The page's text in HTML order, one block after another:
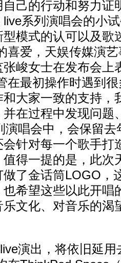
己的行动和努力证
系列演唱会的小
模式的认可以及歌
喜爱，天娱传媒演
峻女士在发布会上
在最初操作时遇到
大家一致的支持，
在过程中发现问题
演唱会中，会保留
针对每一个歌手打
得一提的是，此次
了金话筒LOGO，
希望这些以此开唱
文化、对音乐的渴
演出，将依旧延用